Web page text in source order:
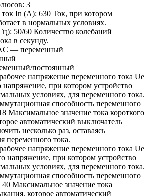
3
In (А): 630 Ток, при котором
в нормальных условиях.
50/60 Количество колебаний
в секунду.
— переменный
постоянный
напряжение переменного тока Ue
напряжение, при котором устройство
условиях, для переменного тока.
способность переменного
Максимальное значение тока короткого
автоматический выключатель
несколько раз, оставаясь
переменного тока.
напряжение переменного тока Ue
напряжение, при котором устройство
условиях, для переменного тока.
способность переменного
40 Максимальное значение тока
которое автоматический